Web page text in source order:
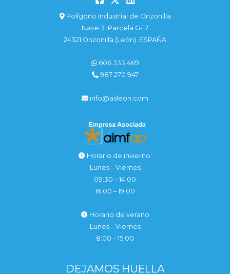
Polígono Industrial de Onzonilla
Nave 3. Parcela G-17
24321 Onzonilla (León). ESPAÑA
606 333 469
987 270 947
info@asleon.com
Horario de invierno:
Lunes – Viernes
09:30 – 14:00
16:00 – 19:00
Horario de verano
Lunes – Viernes
8:00 – 15:00
DEJAMOS HUELLA